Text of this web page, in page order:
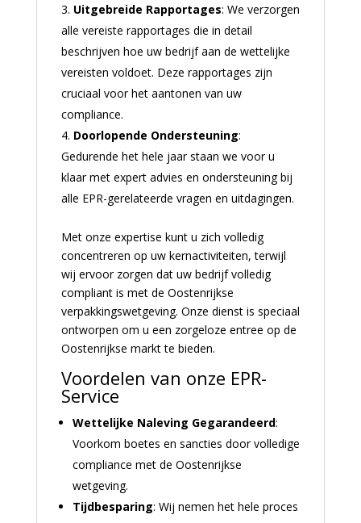
Uitgebreide Rapportages: We verzorgen
alle vereiste rapportages die in detail
beschrijven hoe uw bedrijf aan de wettelijke
vereisten voldoet. Deze rapportages zijn
cruciaal voor het aantonen van uw
compliance.
Doorlopende Ondersteuning:
Gedurende het hele jaar staan we voor u
klaar met expert advies en ondersteuning bij
alle EPR-gerelateerde vragen en uitdagingen.
Met onze expertise kunt u zich volledig
concentreren op uw kernactiviteiten, terwijl
wij ervoor zorgen dat uw bedrijf volledig
compliant is met de Oostenrijkse
verpakkingswetgeving. Onze dienst is speciaal
ontworpen om u een zorgeloze entree op de
Oostenrijkse markt te bieden.
Voordelen van onze EPR-
Service
Wettelijke Naleving Gegarandeerd:
Voorkom boetes en sancties door volledige
compliance met de Oostenrijkse
wetgeving.
Tijdbesparing: Wij nemen het hele proces